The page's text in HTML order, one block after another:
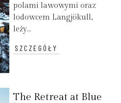
polami lawowymi oraz
lodowcem Langjökull,
leży...
SZCZEGÓŁY
The Retreat at Blue